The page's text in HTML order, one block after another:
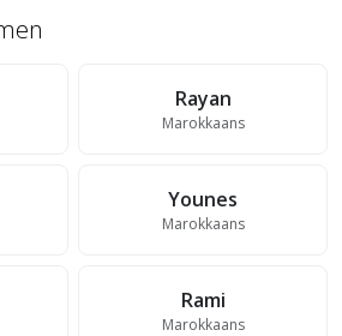
Rayan
Marokkaans
Younes
Marokkaans
Rami
Marokkaans